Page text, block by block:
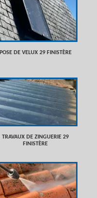
POSE DE VELUX 29 FINISTÈRE
TRAVAUX DE ZINGUERIE 29
FINISTÈRE